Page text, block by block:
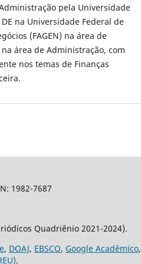
pela Universidade
na Universidade Federal de
(FAGEN) na área de
área de Administração, com
nos temas de Finanças
1982-7687
Quadriênio 2021-2024).
, DOAJ, EBSCO, Google Acadêmico,
.